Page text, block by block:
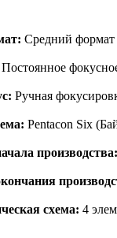
Средний формат
Постоянное
Ручная
Pentacon Six
производства:
схема: 4